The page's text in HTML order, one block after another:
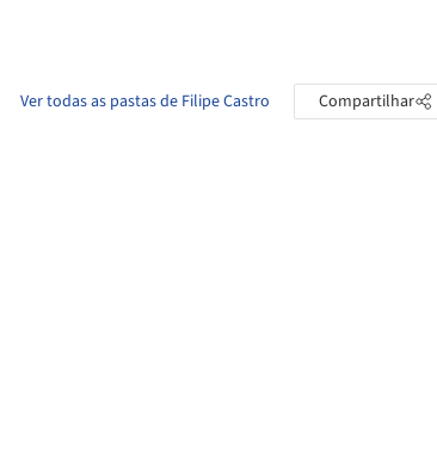
Ver todas as pastas de Filipe Castro Compartilhar